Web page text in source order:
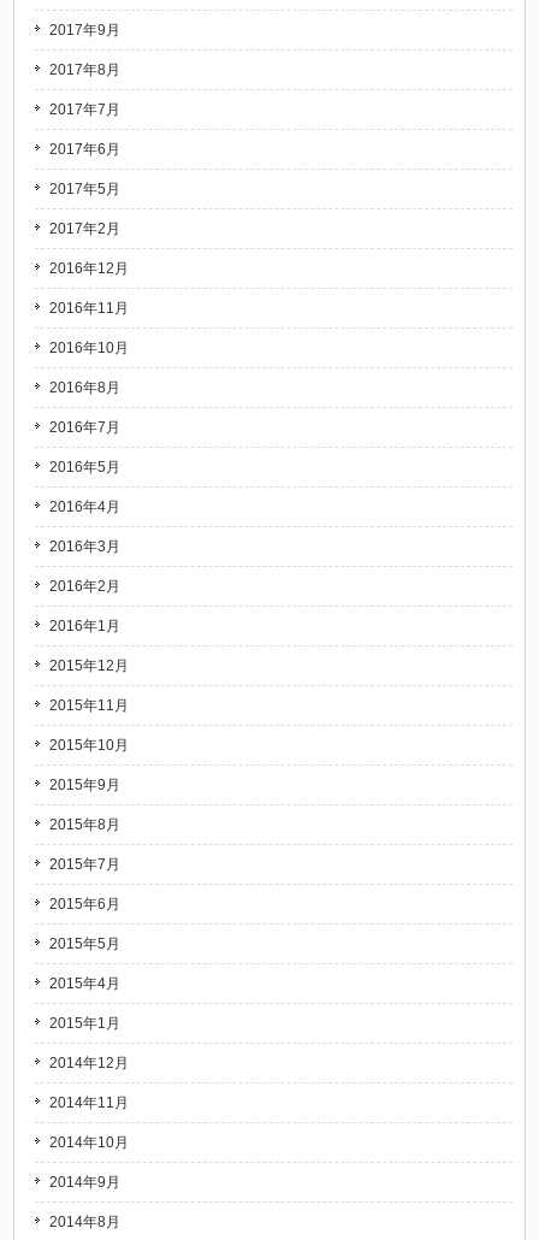
2017年9月
2017年8月
2017年7月
2017年6月
2017年5月
2017年2月
2016年12月
2016年11月
2016年10月
2016年8月
2016年7月
2016年5月
2016年4月
2016年3月
2016年2月
2016年1月
2015年12月
2015年11月
2015年10月
2015年9月
2015年8月
2015年7月
2015年6月
2015年5月
2015年4月
2015年1月
2014年12月
2014年11月
2014年10月
2014年9月
2014年8月